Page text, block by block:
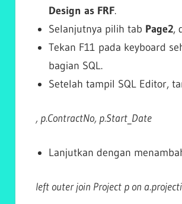
Design as FRF.
Selanjutnya pilih tab Page2,
Tekan F11 pada keyboard
bagian SQL.
Setelah tampil SQL Editor,
, p.ContractNo, p.Start_Date
Lanjutkan dengan
left outer join Project p on